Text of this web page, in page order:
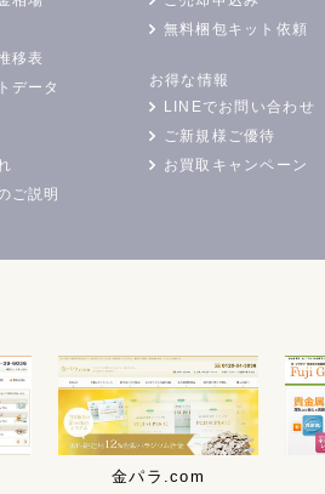
移表
データ
ご説明
無料梱包キット依頼
お得な情報
LINEでお問い合わせ
ご新規様ご優待
お買取キャンペーン
金パラ.com